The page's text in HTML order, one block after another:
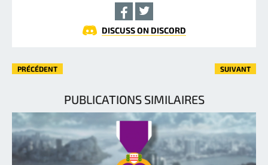
DISCUSS ON DISCORD
PRÉCÉDENT SUIVANT
PUBLICATIONS SIMILAIRES